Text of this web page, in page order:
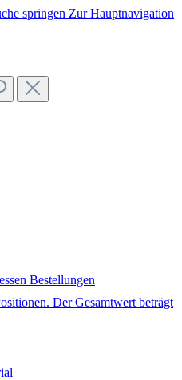
springen Zur Hauptnavigation
Bestellungen
Der Gesamtwert beträgt